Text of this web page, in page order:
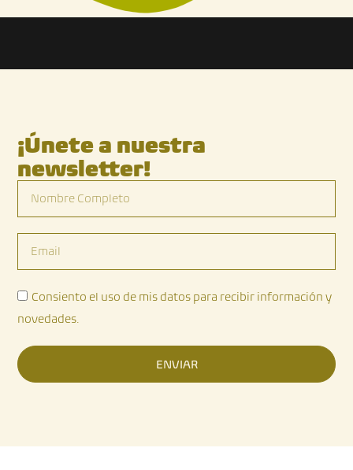
¡Únete a nuestra
newsletter!
Nombre
Completo
Email
Consiento el uso de mis datos para recibir información y
novedades.
ENVIAR